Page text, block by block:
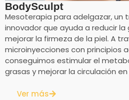
BodySculpt
Mesoterapia para adelgazar,
innovador que ayuda a reducir la
mejorar la firmeza de la piel. A
microinyecciones con principios
conseguimos estimular el
grasas y mejorar la circulación
Ver más